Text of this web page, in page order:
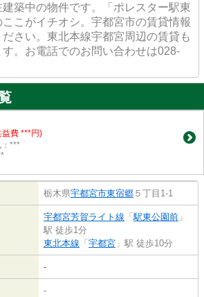
築中の物件です。「ポレスター駅東
こがイチオシ。宇都宮市の賃貸情報
さい。東北本線宇都宮周辺の賃貸も
。お電話でのお問い合わせは028-
益費 ***円)
：***
栃木県宇都宮市東宿郷 ５丁目1-1
宇都宮芳賀ライト線 「駅東公園前 」
駅 徒歩1分
東北本線 「 宇都宮 」駅 徒歩10分
-
-